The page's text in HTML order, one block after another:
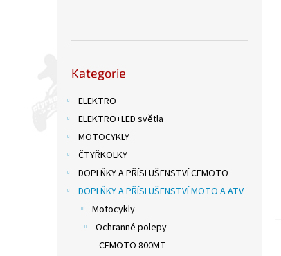
kategorie
Kategorie
ELEKTRO
ELEKTRO+LED světla
MOTOCYKLY
ČTYŘKOLKY
DOPLŇKY A PŘÍSLUŠENSTVÍ CFMOTO
DOPLŇKY A PŘÍSLUŠENSTVÍ MOTO A ATV
Motocykly
Ochranné polepy
CFMOTO 800MT